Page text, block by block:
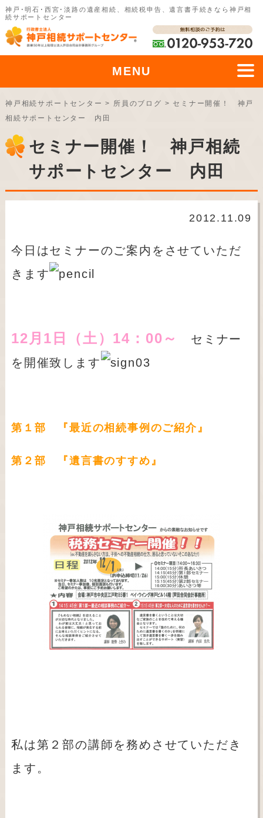
神戸･明石･西宮･淡路の遺産相続、相続税申告、遺言書手続きなら神戸相
続サポートセンター
MENU
神戸相続サポートセンター > 所員のブログ > セミナー開催！ 神戸
相続サポートセンター 内田
セミナー開催！ 神戸相続
サポートセンター 内田
2012.11.09
今日はセミナーのご案内をさせていただ
きます
12月1日（土）14：00～
セミナー
を開催致します
第１部 『最近の相続事例のご紹介』
第２部 『遺言書のすすめ』
私は第２部の講師を務めさせていただき
ます。